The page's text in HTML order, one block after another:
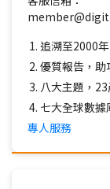
追溯至2000
優質報告，助
八大主題，
七大全球數
專人服務